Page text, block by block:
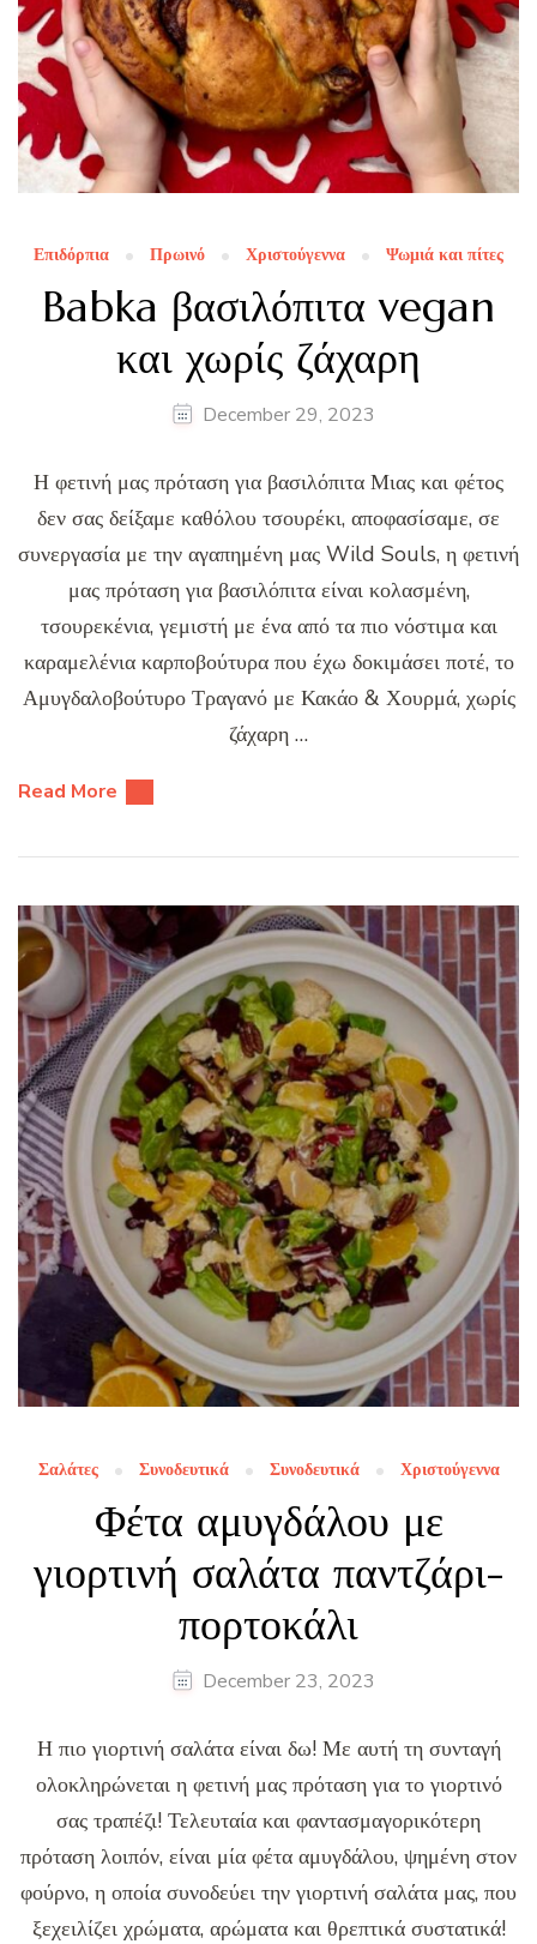
Επιδόρπια Πρωινό Χριστούγεννα Ψωμιά και πίτες
Babka βασιλόπιτα vegan
και χωρίς ζάχαρη
December 29, 2023
Η φετινή μας πρόταση για βασιλόπιτα Μιας και φέτος
δεν σας δείξαμε καθόλου τσουρέκι, αποφασίσαμε, σε
συνεργασία με την αγαπημένη μας Wild Souls, η φετινή
μας πρόταση για βασιλόπιτα είναι κολασμένη,
τσουρεκένια, γεμιστή με ένα από τα πιο νόστιμα και
καραμελένια καρποβούτυρα που έχω δοκιμάσει ποτέ, το
Αμυγδαλοβούτυρο Τραγανό με Κακάο & Χουρμά, χωρίς
ζάχαρη …
Read More
Σαλάτες Συνοδευτικά Συνοδευτικά Χριστούγεννα
Φέτα αμυγδάλου με
γιορτινή σαλάτα παντζάρι-
πορτοκάλι
December 23, 2023
Η πιο γιορτινή σαλάτα είναι δω! Με αυτή τη συνταγή
ολοκληρώνεται η φετινή μας πρόταση για το γιορτινό
σας τραπέζι! Τελευταία και φαντασμαγορικότερη
πρόταση λοιπόν, είναι μία φέτα αμυγδάλου, ψημένη στον
φούρνο, η οποία συνοδεύει την γιορτινή σαλάτα μας, που
ξεχειλίζει χρώματα, αρώματα και θρεπτικά συστατικά!